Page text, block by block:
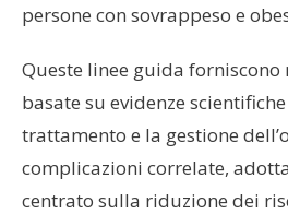
persone con sovrappeso e
Queste linee guida
basate su evidenze
trattamento e la gestione
complicazioni correlate,
centrato sulla riduzione dei